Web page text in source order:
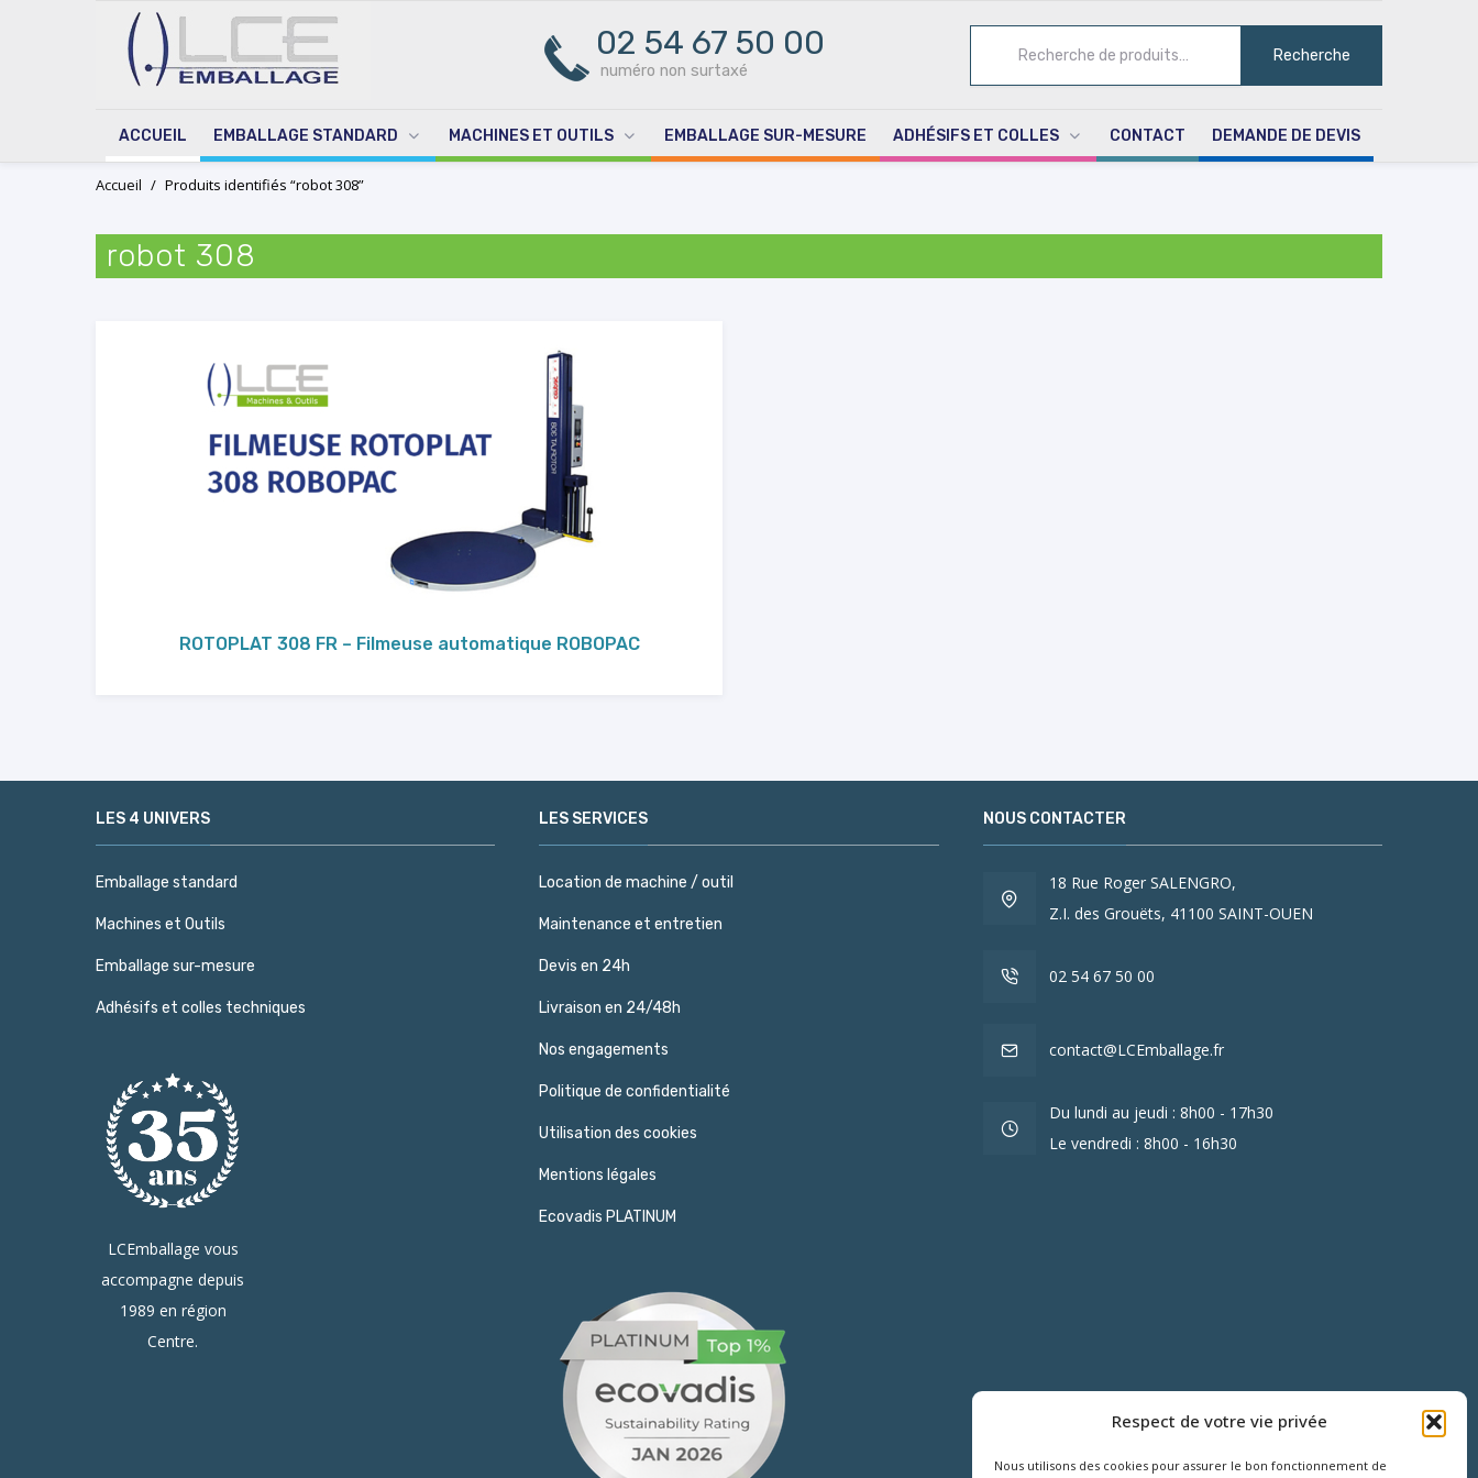
Respect de votre vie privée
Nous utilisons des cookies pour assurer le bon fonctionnement de
02 54 67 50 00
numéro non surtaxé
Recherche
ACCUEIL EMBALLAGE STANDARD MACHINES ET OUTILS EMBALLAGE SUR-MESURE ADHÉSIFS ET COLLES CONTACT DEMANDE DE DEVIS
Skip
Accueil / Produits identifiés “robot 308”
robot 308
ROTOPLAT 308 FR – Filmeuse automatique ROBOPAC
LES 4 UNIVERS
Emballage standard
Machines et Outils
Emballage sur-mesure
Adhésifs et colles techniques
LCEmballage vous
accompagne depuis
1989 en région
Centre.
LES SERVICES
Location de machine / outil
Maintenance et entretien
Devis en 24h
Livraison en 24/48h
Nos engagements
Politique de confidentialité
Utilisation des cookies
Mentions légales
Ecovadis PLATINUM
NOUS CONTACTER
18 Rue Roger SALENGRO,
Z.I. des Grouëts, 41100 SAINT-OUEN
02 54 67 50 00
contact@LCEmballage.fr
Du lundi au jeudi : 8h00 - 17h30
Le vendredi : 8h00 - 16h30